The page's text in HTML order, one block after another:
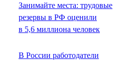
Занимайте места: трудовые
резервы в РФ оценили
в 5,6 миллиона человек
В России работодатели